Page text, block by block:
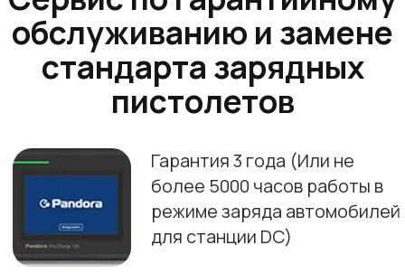
Получить консультацию
конфиденциальности